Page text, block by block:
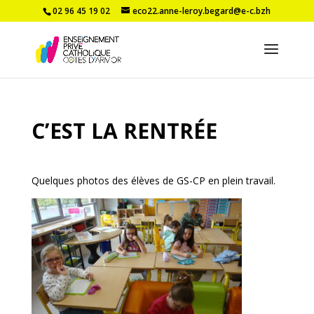
02 96 45 19 02 eco22.anne-leroy.begard@e-c.bzh
C’EST LA RENTRÉE
Quelques photos des élèves de GS-CP en plein travail.